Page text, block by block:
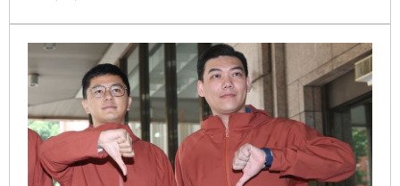
沒救到黃呂，當時抗命說不定是好的，是不是黃呂也沒
有牢獄之災、小朋友也不會受傷？」